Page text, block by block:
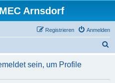
Arnsdorf
Anmelden
Registrieren
h
sein, um Profile